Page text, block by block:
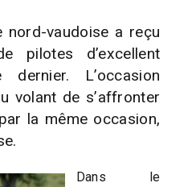
vaudoise a reçu
pilotes d’excellent
dernier. L’occasion
volant de s’affronter
la même occasion,
Dans le